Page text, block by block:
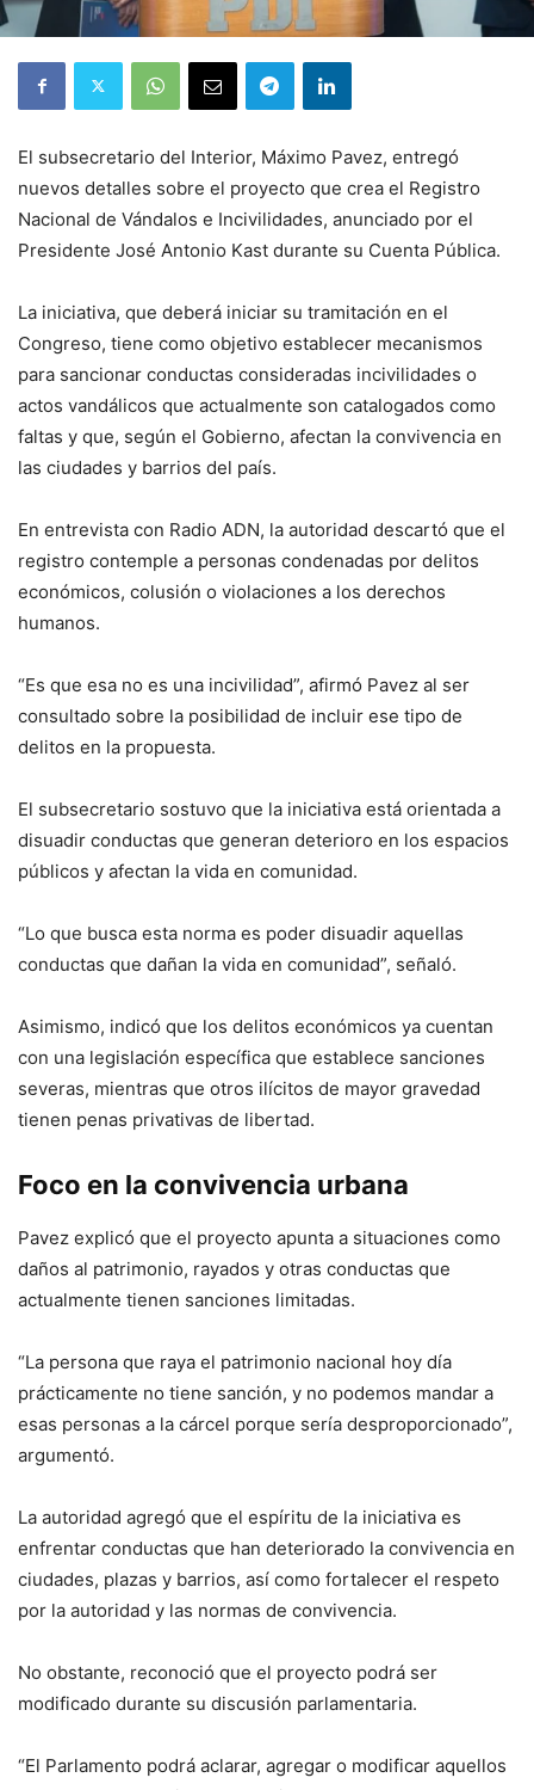
El subsecretario del Interior, Máximo Pavez, entregó
nuevos detalles sobre el proyecto que crea el Registro
Nacional de Vándalos e Incivilidades, anunciado por el
Presidente José Antonio Kast durante su Cuenta Pública.
La iniciativa, que deberá iniciar su tramitación en el
Congreso, tiene como objetivo establecer mecanismos
para sancionar conductas consideradas incivilidades o
actos vandálicos que actualmente son catalogados como
faltas y que, según el Gobierno, afectan la convivencia en
las ciudades y barrios del país.
En entrevista con Radio ADN, la autoridad descartó que el
registro contemple a personas condenadas por delitos
económicos, colusión o violaciones a los derechos
humanos.
“Es que esa no es una incivilidad”, afirmó Pavez al ser
consultado sobre la posibilidad de incluir ese tipo de
delitos en la propuesta.
El subsecretario sostuvo que la iniciativa está orientada a
disuadir conductas que generan deterioro en los espacios
públicos y afectan la vida en comunidad.
“Lo que busca esta norma es poder disuadir aquellas
conductas que dañan la vida en comunidad”, señaló.
Asimismo, indicó que los delitos económicos ya cuentan
con una legislación específica que establece sanciones
severas, mientras que otros ilícitos de mayor gravedad
tienen penas privativas de libertad.
Foco en la convivencia urbana
Pavez explicó que el proyecto apunta a situaciones como
daños al patrimonio, rayados y otras conductas que
actualmente tienen sanciones limitadas.
“La persona que raya el patrimonio nacional hoy día
prácticamente no tiene sanción, y no podemos mandar a
esas personas a la cárcel porque sería desproporcionado”,
argumentó.
La autoridad agregó que el espíritu de la iniciativa es
enfrentar conductas que han deteriorado la convivencia en
ciudades, plazas y barrios, así como fortalecer el respeto
por la autoridad y las normas de convivencia.
No obstante, reconoció que el proyecto podrá ser
modificado durante su discusión parlamentaria.
“El Parlamento podrá aclarar, agregar o modificar aquellos